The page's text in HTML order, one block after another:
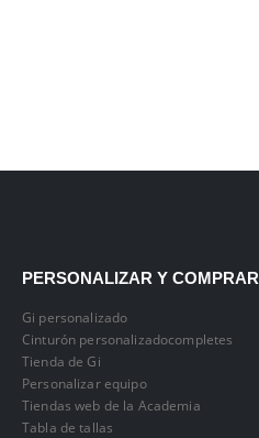
PERSONALIZAR Y COMPRAR
Gi personalizado
Cinturón personalizadocompletes
Tienda de Gi
Personalizar equipo
Tiendas web de la Academia
Tabla de tallas